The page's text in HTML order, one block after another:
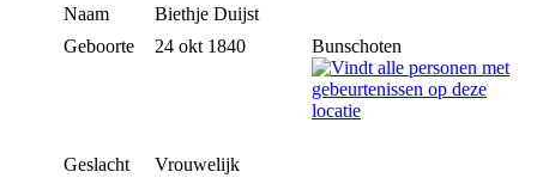
Naam Biethje Duijst
Geboorte
24 okt 1840 Bunschoten
Geslacht
Vrouwelijk